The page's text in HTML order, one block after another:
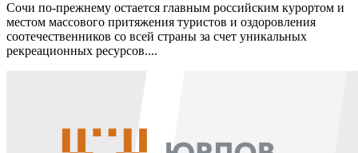
Сочи по-прежнему остается главным российским курортом и
местом массового притяжения туристов и оздоровления
соотечественников со всей страны за счет уникальных
рекреационных ресурсов....